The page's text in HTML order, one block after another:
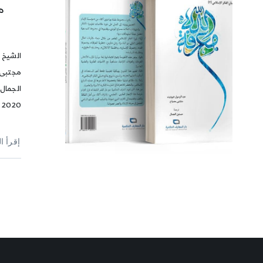
2020
إقرأ